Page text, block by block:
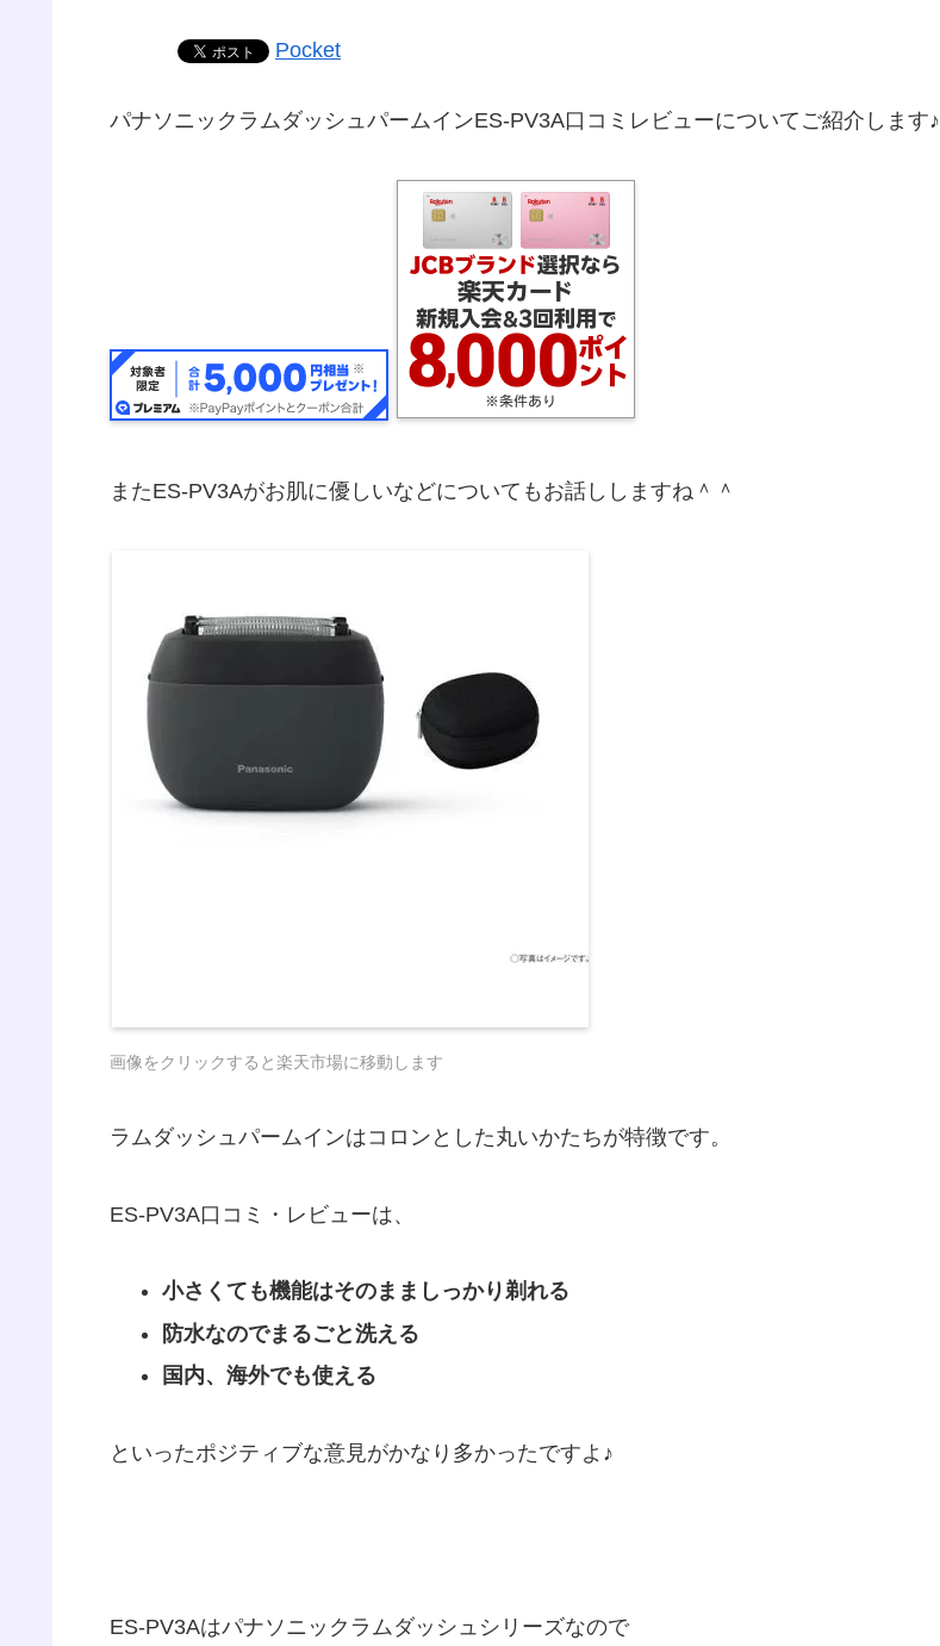
Pocket
パナソニックラムダッシュパームインES-PV3A口コミレビューについてご紹介します♪
またES-PV3Aがお肌に優しいなどについてもお話ししますね＾＾
画像をクリックすると楽天市場に移動します
ラムダッシュパームインはコロンとした丸いかたちが特徴です。
ES-PV3A口コミ・レビューは、
小さくても機能はそのまましっかり剃れる
防水なのでまるごと洗える
国内、海外でも使える
といったポジティブな意見がかなり多かったですよ♪
ES-PV3Aはパナソニックラムダッシュシリーズなので